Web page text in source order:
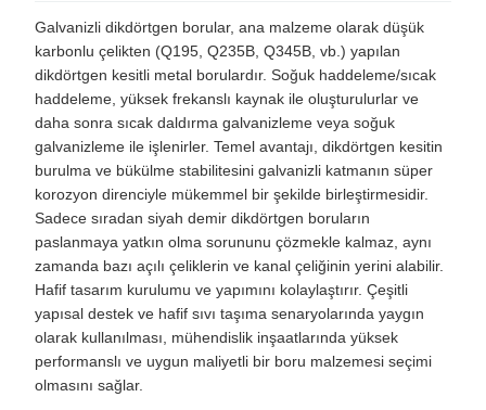
Galvanizli dikdörtgen borular, ana malzeme olarak düşük
karbonlu çelikten (Q195, Q235B, Q345B, vb.) yapılan
dikdörtgen kesitli metal borulardır. Soğuk haddeleme/sıcak
haddeleme, yüksek frekanslı kaynak ile oluşturulurlar ve
daha sonra sıcak daldırma galvanizleme veya soğuk
galvanizleme ile işlenirler. Temel avantajı, dikdörtgen kesitin
burulma ve bükülme stabilitesini galvanizli katmanın süper
korozyon direnciyle mükemmel bir şekilde birleştirmesidir.
Sadece sıradan siyah demir dikdörtgen boruların
paslanmaya yatkın olma sorununu çözmekle kalmaz, aynı
zamanda bazı açılı çeliklerin ve kanal çeliğinin yerini alabilir.
Hafif tasarım kurulumu ve yapımını kolaylaştırır. Çeşitli
yapısal destek ve hafif sıvı taşıma senaryolarında yaygın
olarak kullanılması, mühendislik inşaatlarında yüksek
performanslı ve uygun maliyetli bir boru malzemesi seçimi
olmasını sağlar.